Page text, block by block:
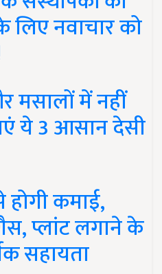
लिए नवाचार को
मसालों में नहीं
ये 3 आसान देसी
कमाई,
प्लांट लगाने के
सहायता